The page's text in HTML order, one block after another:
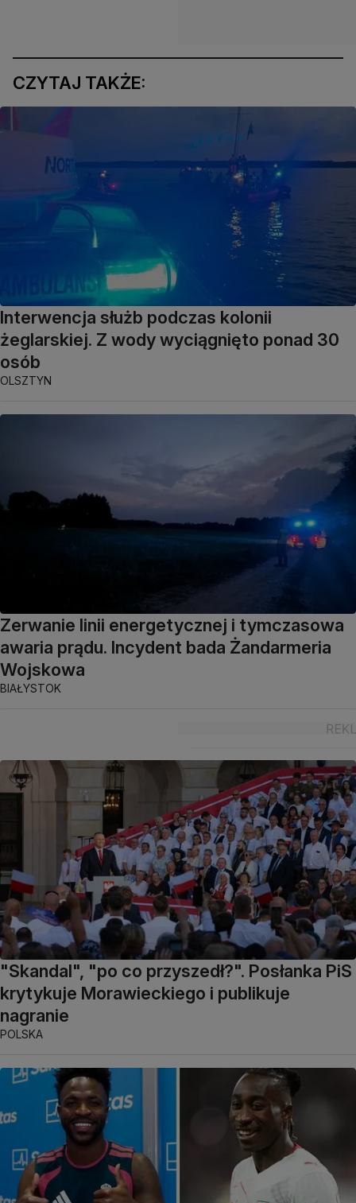
CZYTAJ TAKŻE:
Interwencja służb podczas kolonii
żeglarskiej. Z wody wyciągnięto ponad 30
osób
OLSZTYN
Zerwanie linii energetycznej i tymczasowa
awaria prądu. Incydent bada Żandarmeria
Wojskowa
BIAŁYSTOK
"Skandal", "po co przyszedł?". Posłanka PiS
krytykuje Morawieckiego i publikuje
nagranie
POLSKA